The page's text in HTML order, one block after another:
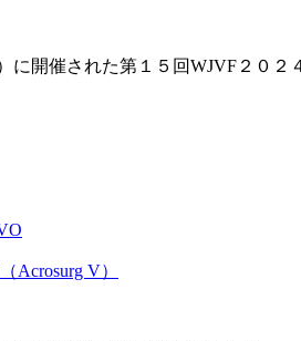
に開催された第１５回WJVF２０２
Acrosurg V）